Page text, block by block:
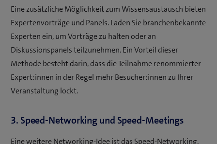
Eine zusätzliche Möglichkeit zum Wissensaustausch bieten
Expertenvorträge und Panels. Laden Sie branchenbekannte
Experten ein, um Vorträge zu halten oder an
Diskussionspanels teilzunehmen. Ein Vorteil dieser
Methode besteht darin, dass die Teilnahme renommierter
Expert:innen in der Regel mehr Besucher:innen zu Ihrer
Veranstaltung lockt.
3. Speed-Networking und Speed-Meetings
Eine weitere Networking-Idee ist das Speed-Networking.